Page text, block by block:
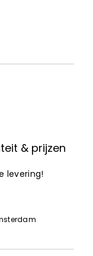
& prijzen
levering!